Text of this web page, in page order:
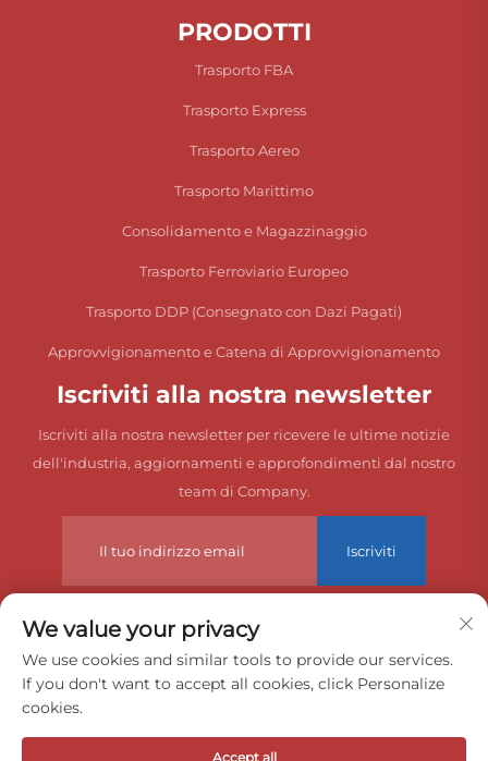
PRODOTTI
Trasporto FBA
Trasporto Express
Trasporto Aereo
Trasporto Marittimo
Consolidamento e Magazzinaggio
Trasporto Ferroviario Europeo
Trasporto DDP (Consegnato con Dazi Pagati)
Approvvigionamento e Catena di Approvvigionamento
Iscriviti alla nostra newsletter
Iscriviti alla nostra newsletter per ricevere le ultime notizie
dell'industria, aggiornamenti e approfondimenti dal nostro
team di Company.
Iscriviti
Diritti d'autore © 2026 China Dongguan Zeyuan International
Freight Agency Co., Ltd. Tutti i diritti riservati.
We value your privacy
We use cookies and similar tools to provide our services.
If you don't want to accept all cookies, click Personalize
cookies.
Accept all